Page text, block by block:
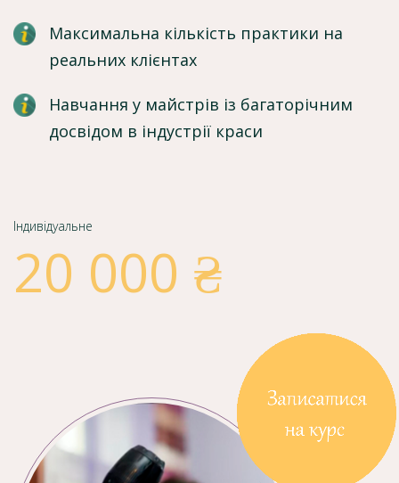
Максимальна кількість практики на
реальних клієнтах
Навчання у майстрів із багаторічним
досвідом в індустрії краси
Індивідуальне
20 000 ₴